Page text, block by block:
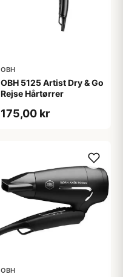
OBH
OBH 5125 Artist Dry & Go
Rejse Hårtørrer
175,00 kr
OBH